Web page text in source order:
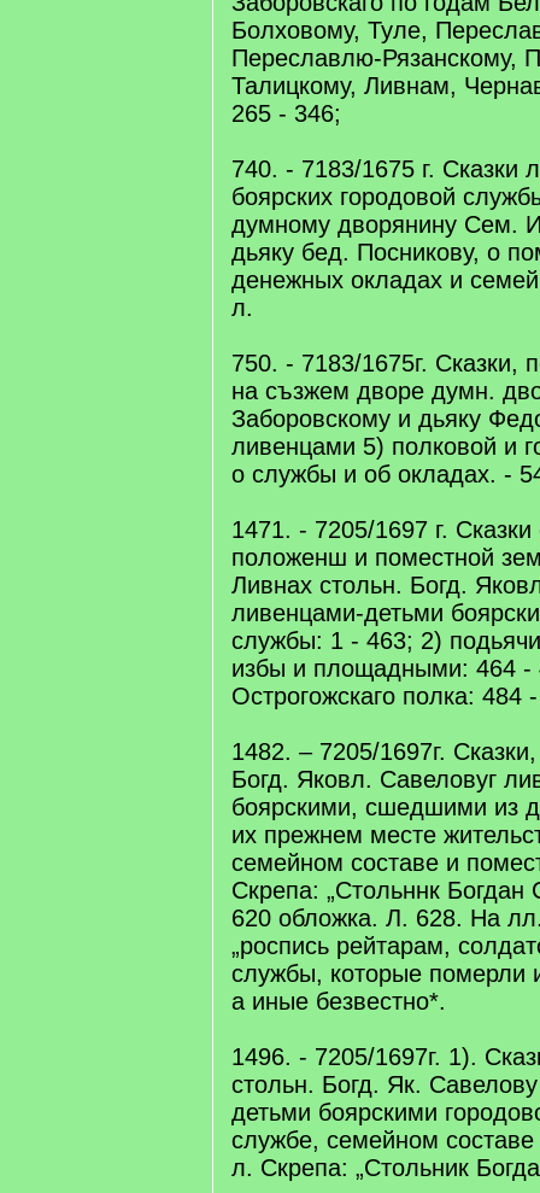
Болховому, Туле,
Переславлю-Рязанскому,
Талицкому, Ливнам,
265 - 346;
740. - 7183/1675 г. Сказки
боярских городовой
думному дворянину Сем.
дьяку бед. Посникову, о
денежных окладах и
л.
750. - 7183/1675г. Сказки,
на съзжем дворе думн.
Заборовскому и дьяку
ливенцами 5) полковой и
о службы и об окладах. -
1471. - 7205/1697 г.
положенш и поместной
Ливнах стольн. Богд.
ливенцами-детьми
службы: 1 - 463; 2)
избы и площадными: 464 -
Острогожскаго полка: 484
1482. – 7205/1697г.
Богд. Яковл. Савеловуг
боярскими, сшедшими из
их прежнем месте
семейном составе и
Скрепа: „Стольннк
620 обложка. Л. 628. На
„роспись рейтарам,
службы, которые померли
а иные безвестно*.
1496. - 7205/1697г. 1).
стольн. Богд. Як.
детьми боярскими
службе, семейном
л. Скрепа: „Стольник